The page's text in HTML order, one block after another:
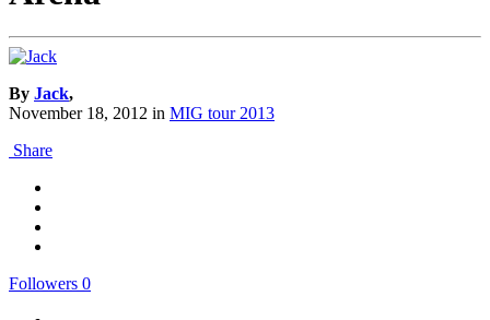
By Jack,
November 18, 2012 in MIG tour 2013
Share
Followers 0